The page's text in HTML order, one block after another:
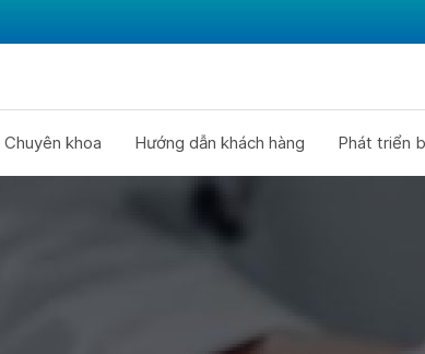
Chuyên khoa Hướng dẫn khách hàng Phát triển